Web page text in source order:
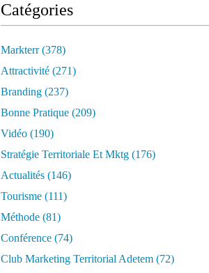
Catégories
Markterr(378)
Attractivité (271)
Branding (237)
Bonne Pratique (209)
Vidéo (190)
Stratégie Territoriale Et Mktg (176)
Actualités (146)
Tourisme (111)
Méthode (81)
Conférence (74)
Club Marketing Territorial Adetem (72)